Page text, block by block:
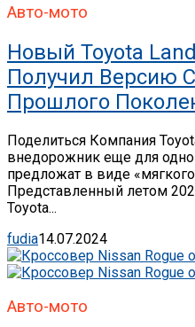
Авто-мото
Новый Toyota
Получил Версию
Прошлого
Поделиться Компания
внедорожник еще для
предложат в виде
Представленный летом
Toyota...
fudia14.07.2024
Авто-мото